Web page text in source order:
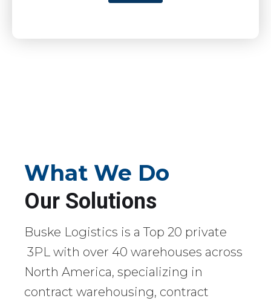
What We Do
Our Solutions
Buske Logistics is a Top 20 private
3PL with over 40 warehouses across
North America, specializing in
contract warehousing, contract